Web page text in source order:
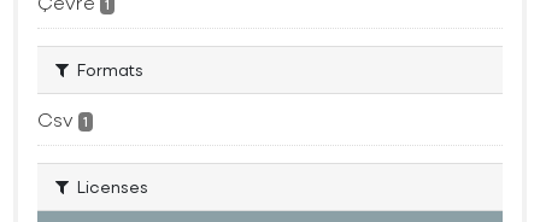
1
Formats
Csv 1
Licenses